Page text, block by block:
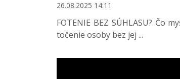
26.08.2025 14:11
FOTENIE BEZ SÚHLASU? Čo
točenie osoby bez jej ...